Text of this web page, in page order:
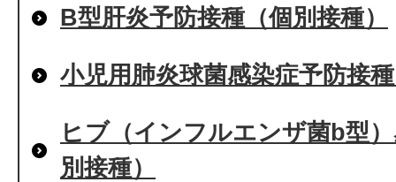
B型肝炎予防接種（個別接種）
小児用肺炎球菌感染症予防接
ヒブ（インフルエンザ菌b型
別接種）